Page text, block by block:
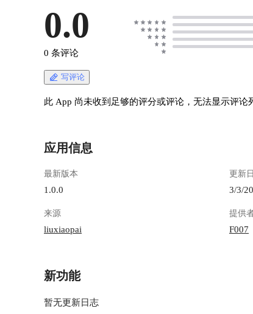
0.0
0 条评论
写评论
此 App 尚未收到足够的评分或评论，无法显示评论
应用信息
最新版本
1.0.0
更新
3/3/
来源
liuxiaopai
提供
F007
新功能
暂无更新日志